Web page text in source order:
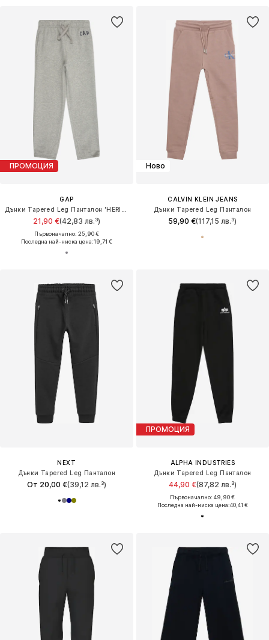
ПРОМОЦИЯ
GAP
21,90 €(42,83 лв.³)
Първоначално: 25,90 €
Последна най-ниска цена:19,71 €
Ново
CALVIN KLEIN JEANS
Дънки Tapered Leg Панталон
59,90 €(117,15 лв.³)
NEXT
Дънки Tapered Leg Панталон
От 20,00 €(39,12 лв.³)
ПРОМОЦИЯ
ALPHA INDUSTRIES
Дънки Tapered Leg Панталон
44,90 €(87,82 лв.³)
Първоначално: 49,90 €
Последна най-ниска цена:40,41 €